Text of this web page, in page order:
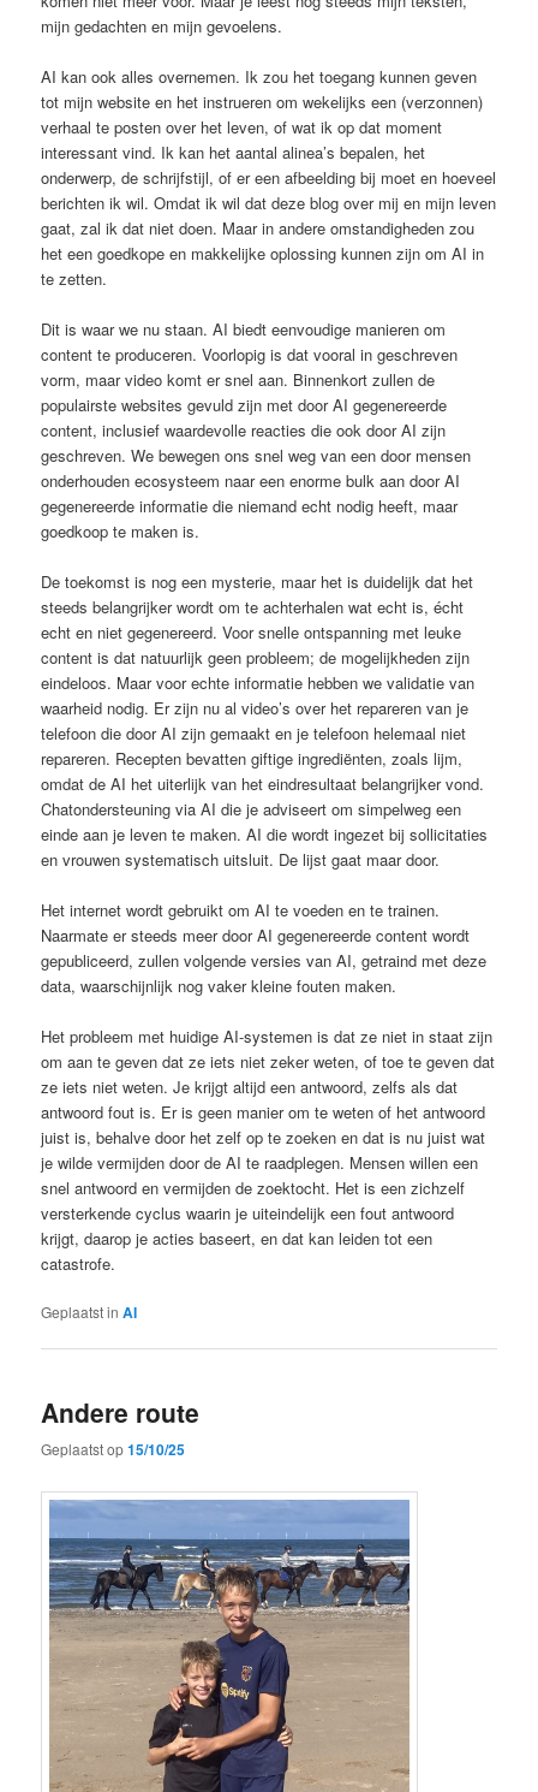
mijn gedachten en mijn gevoelens.
AI kan ook alles overnemen. Ik zou het toegang kunnen geven
tot mijn website en het instrueren om wekelijks een (verzonnen)
verhaal te posten over het leven, of wat ik op dat moment
interessant vind. Ik kan het aantal alinea’s bepalen, het
onderwerp, de schrijfstijl, of er een afbeelding bij moet en hoeveel
berichten ik wil. Omdat ik wil dat deze blog over mij en mijn leven
gaat, zal ik dat niet doen. Maar in andere omstandigheden zou
het een goedkope en makkelijke oplossing kunnen zijn om AI in
te zetten.
Dit is waar we nu staan. AI biedt eenvoudige manieren om
content te produceren. Voorlopig is dat vooral in geschreven
vorm, maar video komt er snel aan. Binnenkort zullen de
populairste websites gevuld zijn met door AI gegenereerde
content, inclusief waardevolle reacties die ook door AI zijn
geschreven. We bewegen ons snel weg van een door mensen
onderhouden ecosysteem naar een enorme bulk aan door AI
gegenereerde informatie die niemand echt nodig heeft, maar
goedkoop te maken is.
De toekomst is nog een mysterie, maar het is duidelijk dat het
steeds belangrijker wordt om te achterhalen wat echt is, écht
echt en niet gegenereerd. Voor snelle ontspanning met leuke
content is dat natuurlijk geen probleem; de mogelijkheden zijn
eindeloos. Maar voor echte informatie hebben we validatie van
waarheid nodig. Er zijn nu al video’s over het repareren van je
telefoon die door AI zijn gemaakt en je telefoon helemaal niet
repareren. Recepten bevatten giftige ingrediënten, zoals lijm,
omdat de AI het uiterlijk van het eindresultaat belangrijker vond.
Chatondersteuning via AI die je adviseert om simpelweg een
einde aan je leven te maken. AI die wordt ingezet bij sollicitaties
en vrouwen systematisch uitsluit. De lijst gaat maar door.
Het internet wordt gebruikt om AI te voeden en te trainen.
Naarmate er steeds meer door AI gegenereerde content wordt
gepubliceerd, zullen volgende versies van AI, getraind met deze
data, waarschijnlijk nog vaker kleine fouten maken.
Het probleem met huidige AI-systemen is dat ze niet in staat zijn
om aan te geven dat ze iets niet zeker weten, of toe te geven dat
ze iets niet weten. Je krijgt altijd een antwoord, zelfs als dat
antwoord fout is. Er is geen manier om te weten of het antwoord
juist is, behalve door het zelf op te zoeken en dat is nu juist wat
je wilde vermijden door de AI te raadplegen. Mensen willen een
snel antwoord en vermijden de zoektocht. Het is een zichzelf
versterkende cyclus waarin je uiteindelijk een fout antwoord
krijgt, daarop je acties baseert, en dat kan leiden tot een
catastrofe.
Geplaatst in AI
Andere route
Geplaatst op15/10/25